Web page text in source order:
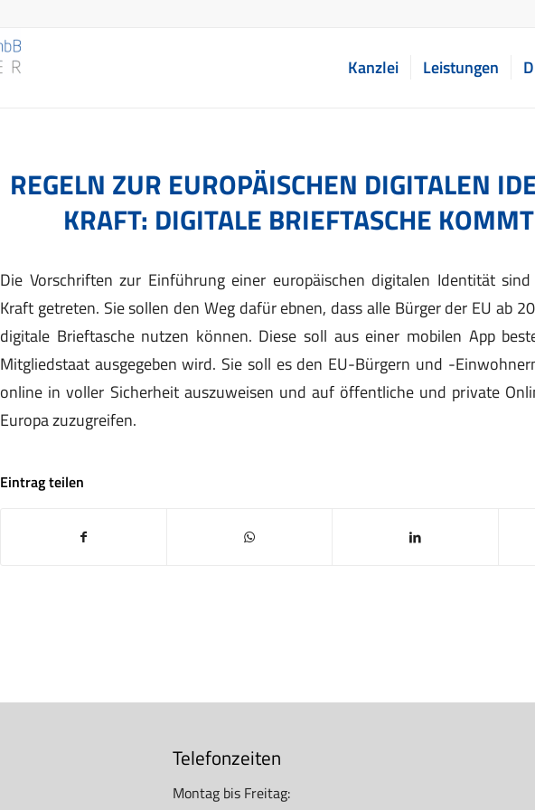
Kanzlei Leistungen
REGELN ZUR EUROPÄISCHEN DIGITALEN
KRAFT: DIGITALE BRIEFTASCHE
Die Vorschriften zur Einführung einer europäischen digitalen Identität
Kraft getreten. Sie sollen den Weg dafür ebnen, dass alle Bürger der EU ab
digitale Brieftasche nutzen können. Diese soll aus einer mobilen App
Mitgliedstaat ausgegeben wird. Sie soll es den EU-Bürgern und -
online in voller Sicherheit auszuweisen und auf öffentliche und private
Europa zuzugreifen.
Eintrag teilen
Telefonzeiten
Montag bis Freitag: